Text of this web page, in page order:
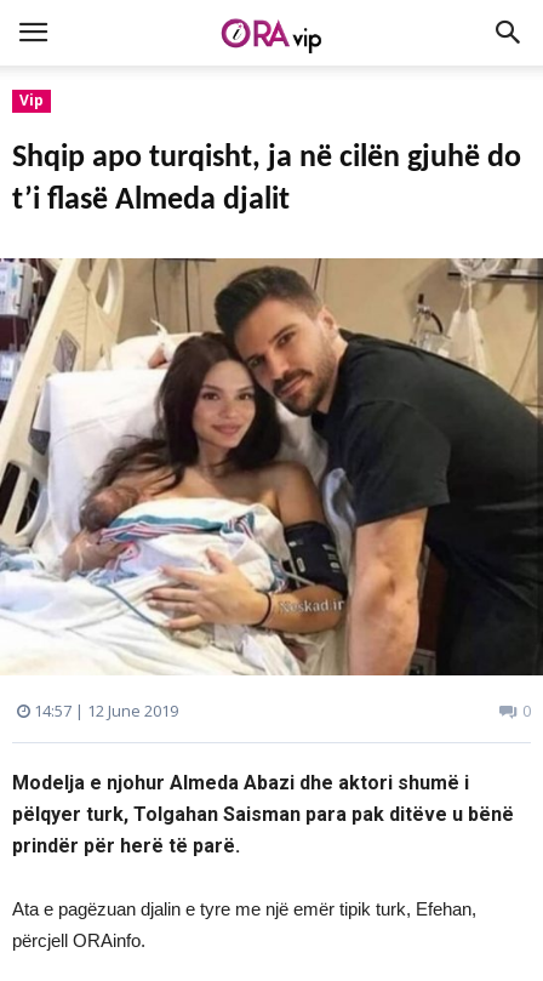
Vip
Shqip apo turqisht, ja në cilën gjuhë do
t’i flasë Almeda djalit
14:57 | 12 June 2019 0
Modelja e njohur Almeda Abazi dhe aktori shumë i
pëlqyer turk, Tolgahan Saisman para pak ditëve u bënë
prindër për herë të parë.
Ata e pagëzuan djalin e tyre me një emër tipik turk, Efehan,
përcjell ORAinfo.